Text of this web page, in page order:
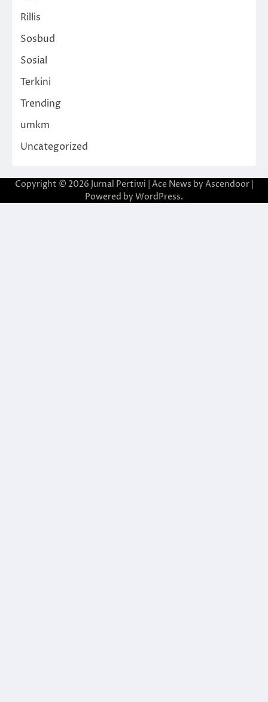
Rillis
Sosbud
Sosial
Terkini
Trending
umkm
Uncategorized
Copyright © 2026 Jurnal Pertiwi | Ace News by Ascendoor|
Powered by WordPress.